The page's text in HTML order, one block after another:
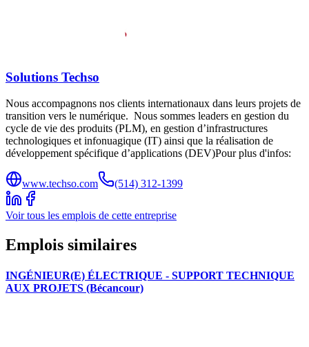
Solutions Techso
Nous accompagnons nos clients internationaux dans leurs projets de
transition vers le numérique. Nous sommes leaders en gestion du
cycle de vie des produits (PLM), en gestion d’infrastructures
technologiques et infonuagique (IT) ainsi que la réalisation de
développement spécifique d’applications (DEV)Pour plus d'infos:
www.techso.com (514) 312-1399
Voir tous les emplois de cette entreprise
Emplois similaires
INGÉNIEUR(E) ÉLECTRIQUE - SUPPORT TECHNIQUE
AUX PROJETS (Bécancour)